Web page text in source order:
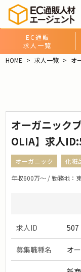
EC通販
求人一覧
HOME
求人一覧 オ
オーガニック
OLIA】求人
オーガニック 化粧
年収600万〜 / 勤務地：
求人ID 507
募集職種名 オ